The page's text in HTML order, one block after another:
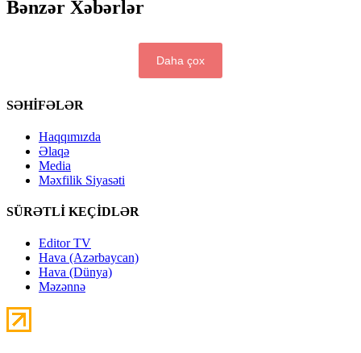
Bənzər Xəbərlər
Daha çox
SƏHİFƏLƏR
Haqqımızda
Əlaqə
Media
Məxfilik Siyasəti
SÜRƏTLİ KEÇİDLƏR
Editor TV
Hava (Azərbaycan)
Hava (Dünya)
Məzənnə